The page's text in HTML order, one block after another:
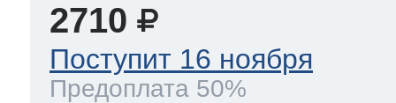
2710
Поступит 16 ноября
Предоплата 50%